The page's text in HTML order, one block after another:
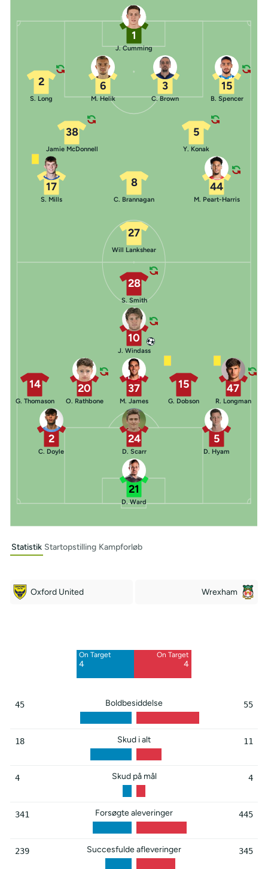
1
J. Cumming
15
B. Spencer
3
C. Brown
6
M. Helik
2
S. Long
5
Y. Konak
38
Jamie McDonnell
44
M. Peart-Harris
8
C. Brannagan
17
S. Mills
27
Will Lankshear
21
D. Ward
2
C. Doyle
24
D. Scarr
5
D. Hyam
14
G. Thomason
20
O. Rathbone
37
M. James
15
G. Dobson
47
R. Longman
10
J. Windass
28
S. Smith
Statistik Startopstilling Kampforløb
Oxford United Wrexham
On Target
4
On Target
4
45 Boldbesiddelse 55
18 Skud i alt 11
4 Skud på mål 4
341 Forsøgte aleveringer 445
239 Succesfulde afleveringer 345